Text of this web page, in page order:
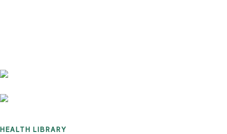
HEALTH LIBRARY